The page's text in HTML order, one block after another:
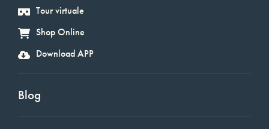
Tour virtuale
Shop Online
Download APP
Blog